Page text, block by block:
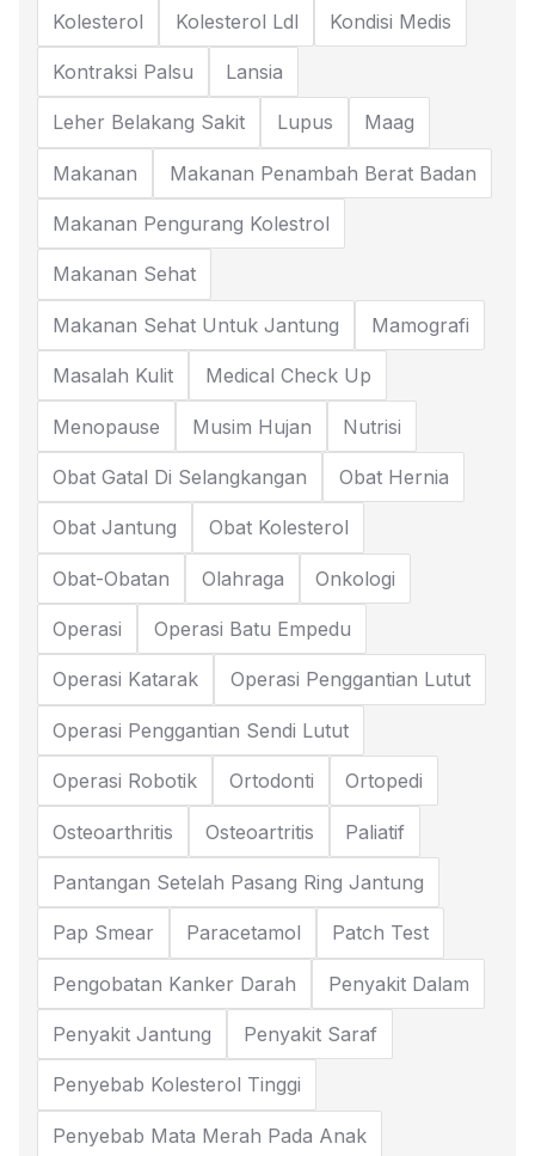
Kolesterol Kolesterol Ldl Kondisi Medis
Kontraksi Palsu Lansia
Leher Belakang Sakit Lupus Maag
Makanan Makanan Penambah Berat Badan
Makanan Pengurang Kolestrol
Makanan Sehat
Makanan Sehat Untuk Jantung Mamografi
Masalah Kulit Medical Check Up
Menopause Musim Hujan Nutrisi
Obat Gatal Di Selangkangan Obat Hernia
Obat Jantung Obat Kolesterol
Obat-Obatan Olahraga Onkologi
Operasi Operasi Batu Empedu
Operasi Katarak Operasi Penggantian Lutut
Operasi Penggantian Sendi Lutut
Operasi Robotik Ortodonti Ortopedi
Osteoarthritis Osteoartritis Paliatif
Pantangan Setelah Pasang Ring Jantung
Pap Smear Paracetamol Patch Test
Pengobatan Kanker Darah Penyakit Dalam
Penyakit Jantung Penyakit Saraf
Penyebab Kolesterol Tinggi
Penyebab Mata Merah Pada Anak